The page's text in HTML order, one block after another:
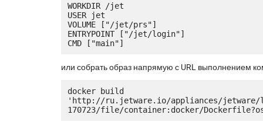
WORKDIR /jet
USER jet
VOLUME ["/jet/prs"]
ENTRYPOINT ["/jet/login"]
или собрать образ напрямую с URL выполнением
docker build
'http://ru.jetware.io/appliances/jetware/